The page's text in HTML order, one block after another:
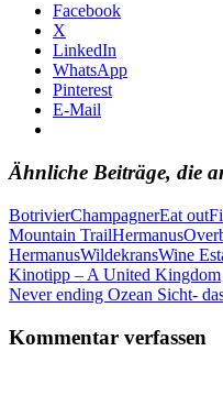
Facebook
X
LinkedIn
WhatsApp
Pinterest
E-Mail
Ähnliche Beiträge, die
BotrivierChampagnerEat out
Mountain TrailHermanus
HermanusWildekransWine
Beitragsnavigation
Vorheriger
Beitrag:
Kinotipp – A United Kingdom
Nächster
Never ending Ozean Sicht-
Kommentar verfassen